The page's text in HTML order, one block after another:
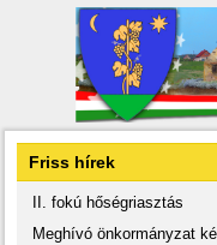
Friss hírek
II. fokú hőségriasztás
Meghívó önkormányzat